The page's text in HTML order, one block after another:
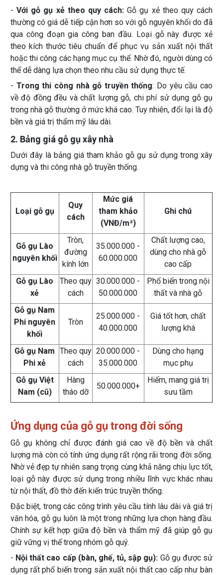
- Với gỗ gụ xẻ theo quy cách: Gỗ gụ xẻ theo quy cách
thường có giá dễ tiếp cận hơn so với gỗ nguyên khối do đã
qua công đoạn gia công ban đầu. Loại gỗ này được xẻ
theo kích thước tiêu chuẩn để phục vụ sản xuất nội thất
hoặc thi công các hạng mục cụ thể. Nhờ đó, người dùng có
thể dễ dàng lựa chọn theo nhu cầu sử dụng thực tế.
- Trong thi công nhà gỗ truyền thống: Do yêu cầu cao
về độ đồng đều và chất lượng gỗ, chi phí sử dụng gỗ gụ
trong nhà gỗ thường ở mức khá cao. Tuy nhiên, đổi lại là độ
bền và giá trị thẩm mỹ lâu dài.
2. Bảng giá gỗ gụ xây nhà
Dưới đây là bảng giá tham khảo gỗ gụ sử dụng trong xây
dựng và thi công nhà gỗ truyền thống.
Loại gỗ gụ
Quy
cách
Mức giá
tham khảo
(VNĐ/m³)
Ghi chú
Gỗ gụ Lào
nguyên khối
Tròn,
đường
kính lớn
35.000.000 -
60.000.000
Chất lượng cao,
dùng cho nhà gỗ
cao cấp
Gỗ gụ Lào
xẻ
Theo quy
cách
30.000.000 -
50.000.000
Phổ biến trong nội
thất và nhà gỗ
Gỗ gụ Nam
Phi nguyên
khối
Tròn
25.000.000 -
40.000.000
Giá tốt hơn, chất
lượng khá
Gỗ gụ Nam
Phi xẻ
Theo quy
cách
20.000.000 -
35.000.000
Dùng cho hạng
mục phụ
Gỗ gụ Việt
Nam (cũ)
Hàng
tháo dỡ
50.000.000+
Hiếm, mang giá trị
sưu tầm
Ứng dụng của gỗ gụ trong đời sống
Gỗ gụ không chỉ được đánh giá cao về độ bền và chất
lượng mà còn có tính ứng dụng rất rộng rãi trong đời sống.
Nhờ vẻ đẹp tự nhiên sang trọng cùng khả năng chịu lực tốt,
loại gỗ này được sử dụng trong nhiều lĩnh vực khác nhau
từ nội thất, đồ thờ đến kiến trúc truyền thống.
Đặc biệt, trong các công trình yêu cầu tính lâu dài và giá trị
văn hóa, gỗ gụ luôn là một trong những lựa chọn hàng đầu.
Chính sự kết hợp giữa độ bền và thẩm mỹ đã giúp gỗ gụ
giữ vững vị thế trong nhóm gỗ quý.
- Nội thất cao cấp (bàn, ghế, tủ, sập gụ): Gỗ gụ được sử
dụng rất phổ biến trong sản xuất nội thất cao cấp như bàn